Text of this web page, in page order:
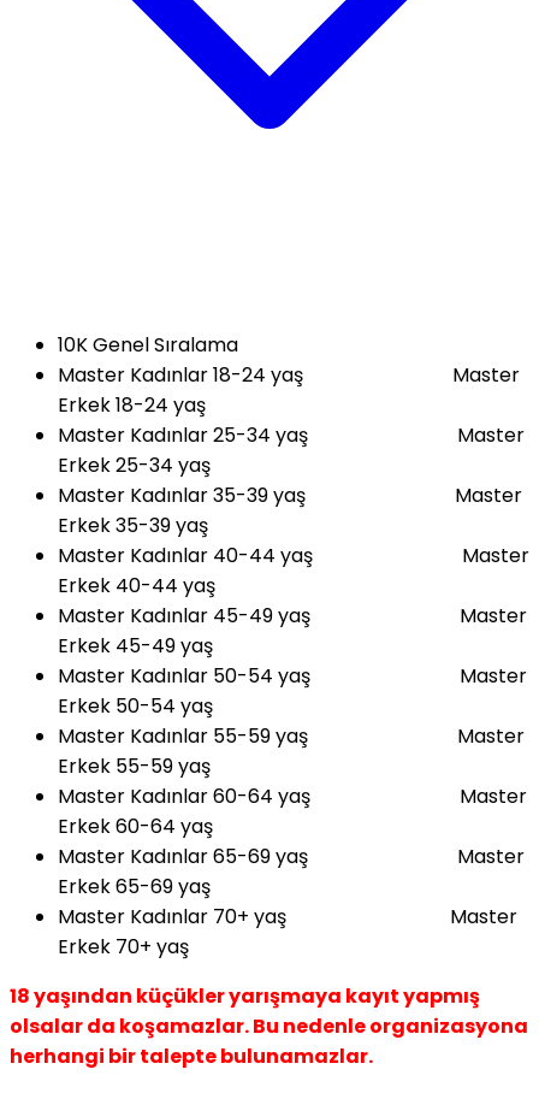
10K Genel Sıralama
Master Kadınlar 18-24 yaş Master
Erkek 18-24 yaş
Master Kadınlar 25-34 yaş Master
Erkek 25-34 yaş
Master Kadınlar 35-39 yaş Master
Erkek 35-39 yaş
Master Kadınlar 40-44 yaş Master
Erkek 40-44 yaş
Master Kadınlar 45-49 yaş Master
Erkek 45-49 yaş
Master Kadınlar 50-54 yaş Master
Erkek 50-54 yaş
Master Kadınlar 55-59 yaş Master
Erkek 55-59 yaş
Master Kadınlar 60-64 yaş Master
Erkek 60-64 yaş
Master Kadınlar 65-69 yaş Master
Erkek 65-69 yaş
Master Kadınlar 70+ yaş Master
Erkek 70+ yaş
18 yaşından küçükler yarışmaya kayıt yapmış
olsalar da koşamazlar. Bu nedenle organizasyona
herhangi bir talepte bulunamazlar.